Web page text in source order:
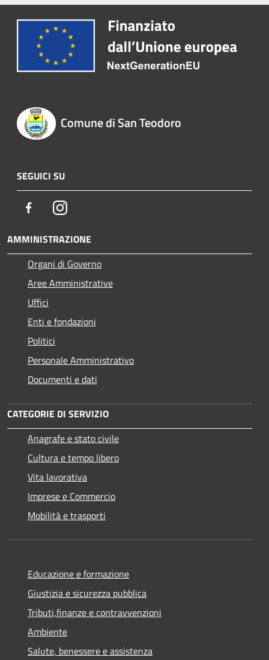
Comune di San Teodoro
SEGUICI SU
FacebookInstagram
AMMINISTRAZIONE
Organi di Governo
Aree Amministrative
Uffici
Enti e fondazioni
Politici
Personale Amministrativo
Documenti e dati
CATEGORIE DI SERVIZIO
Anagrafe e stato civile
Cultura e tempo libero
Vita lavorativa
Imprese e Commercio
Mobilità e trasporti
Educazione e formazione
Giustizia e sicurezza pubblica
Tributi,finanze e contravvenzioni
Ambiente
Salute, benessere e assistenza